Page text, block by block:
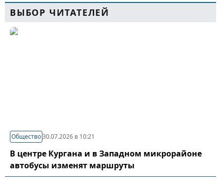
ВЫБОР ЧИТАТЕЛЕЙ
Общество30.07.2026 в 10:21
В центре Кургана и в Западном микрорайоне
автобусы изменят маршруты